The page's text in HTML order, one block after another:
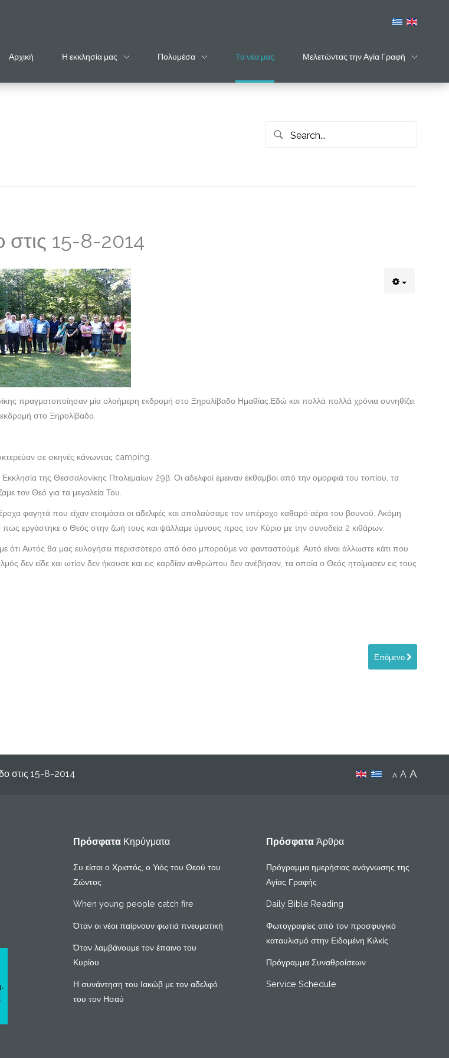
Αρχική Η εκκλησία μας Πολυμέσα Τα νέα μας Μελετώντας την Αγία Γραφή
στις 15-8-2014
πραγματοποίησαν μία ολοήμερη εκδρομή στο Ξηρολίβαδο Ημαθίας.Εδώ και πολλά πολλά χρόνια συνηθίζει
στο Ξηρολίβαδο.
σε σκηνές κάνωντας camping.
Εκκλησία της Θεσσαλονίκης Πτολεμαίων 29β. Οι αδελφοί έμειναν έκθαμβοι από την ομορφιά του τοπίου, τα
τον Θεό για τα μεγαλεία Του.
φαγητά που είχαν ετοιμάσει οι αδελφές και απολαύσαμε τον υπέροχο καθαρό αέρα του βουνού. Ακόμη
εργάστηκε ο Θεός στην ζωή τους και ψάλλαμε ύμνους προς τον Κύριο με την συνοδεία 2 κιθάρων.
ότι Αυτός θα μας ευλογήσει περισσότερο από όσο μπορούμε να φανταστούμε. Αυτό είναι άλλωστε κάτι που
δεν είδε και ωτίον δεν ήκουσε και εις καρδίαν ανθρώπου δεν ανέβησαν, τα οποία ο Θεός ητοίμασεν εις τους
Επόμενο
A A A
στις 15-8-2014
Πρόσφατα Κηρύγματα
Συ είσαι ο Χριστός, ο Υιός του Θεού του
Ζώντος
When young people catch fire
Όταν οι νέοι παίρνουν φωτιά πνευματική
Όταν λαμβάνουμε τον έπαινο του
Κυρίου
Η συνάντηση του Ιακώβ με τον αδελφό
του τον Ησαύ
Πρόσφατα Άρθρα
Πρόγραμμα ημερήσιας ανάγνωσης της
Αγίας Γραφής
Daily Bible Reading
Φωτογραφίες από τον προσφυγικό
καταυλισμό στην Ειδομένη Κιλκίς
Πρόγραμμα Συναθροίσεων
Service Schedule